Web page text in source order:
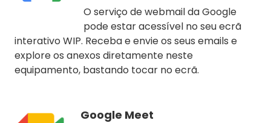
O serviço de webmail da Google
pode estar acessível no seu ecrã
interativo WIP. Receba e envie os seus emails e
explore os anexos diretamente neste
equipamento, bastando tocar no ecrã.
Google Meet